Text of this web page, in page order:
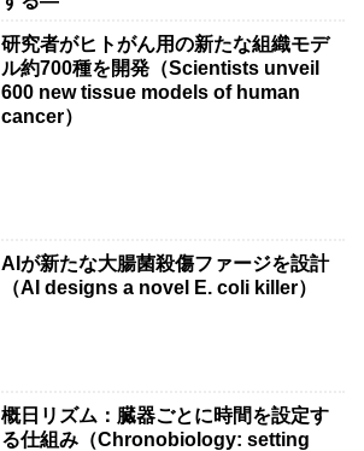
研究者がヒトがん用の新たな組織モデ
ル約700種を開発（Scientists unveil
600 new tissue models of human
cancer）
AIが新たな大腸菌殺傷ファージを設計
（AI designs a novel E. coli killer）
概日リズム：臓器ごとに時間を設定す
る仕組み（Chronobiology: setting